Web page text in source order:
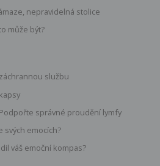
nepravidelná stolice
může být?
službu
správné proudění lymfy
svých emocích?
váš emoční kompas?